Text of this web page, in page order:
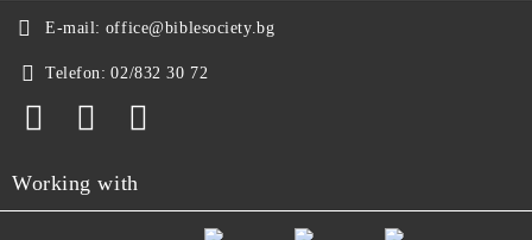
E-mail: office@biblesociety.bg
Telefon: 02/832 30 72
Working with